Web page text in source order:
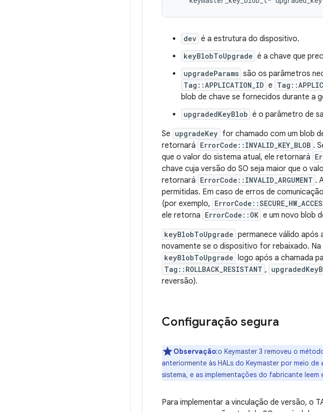
dev é a estrutura do dispositivo.
keyBlobToUpgrade é a chave que
upgradeParams são os parâmetros
Tag::APPLICATION_ID e
blob de chave se fornecidos durante a
upgradedKeyBlob é o parâmetro de
Se upgradeKey for chamado com um blob
retornará ErrorCode::INVALID_KEY_BLOB .
que o valor do sistema atual, ele retornará
chave cuja versão do SO seja maior que o
retornará ErrorCode::INVALID_ARGUMENT .
permitidas. Em caso de erros de
(por exemplo,
ele retorna ErrorCode::OK e um novo blob
keyBlobToUpgrade permanece válido após
novamente se o dispositivo for rebaixado.
keyBlobToUpgrade logo após a chamada
Tag::ROLLBACK_RESISTANT ,
reversão).
Configuração segura
Observação:o Keymaster 3 removeu o
anteriormente às HALs do Keymaster por meio de
sistema, e as implementações do fabricante
Para implementar a vinculação de versão, o